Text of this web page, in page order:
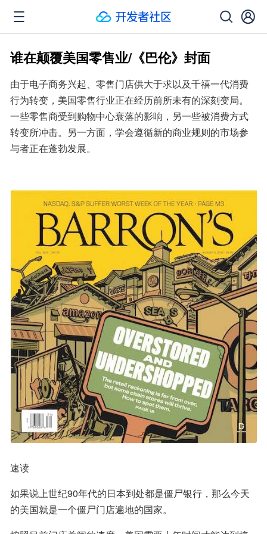
谁在颠覆美国零售业/《巴伦》封面
​由于电子商务兴起、零售门店供大于求以及千禧一代消费
行为转变，美国零售行业正在经历前所未有的深刻变局。
一些零售商受到购物中心衰落的影响，另一些被消费方式
转变所冲击。另一方面，学会遵循新的商业规则的市场参
与者正在蓬勃发展。
速读
如果说上世纪90年代的日本到处都是僵尸银行，那么今天
的美国就是一个僵尸门店遍地的国家。